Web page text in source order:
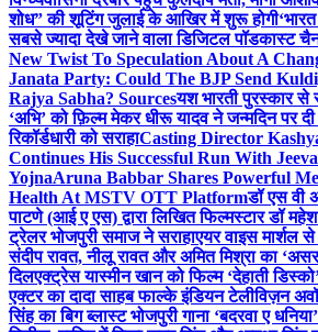
शोध” की शूटिंग जुलाई के आखिर में शुरू होगी
सबसे ज्यादा देखे जाने वाला डिजिटल पॉडकास्ट
New Twist To Speculation About A
Janata Party: Could The BJP Send
Rajya Sabha? Sourcesयश भारती पुरस्कार से
‘अभि’ को फ़िल्म मेकर धीरू यादव ने जन्मदिन पर
रिकॉर्डधारी को सराहाCasting Director
Continues His Successful Run With
YojnaAruna Babbar Shares Powerful
Health At MSTV OTT Platformडॉ एस वी
पाटणे (आई ए एस) द्वारा लिखित फिल्मस्टार डॉ
ट्रेलर भोजपुरी समाज ने सराहाएयर वाइस मार्शल
संदीप रावत, नीलू रावत और अमित मिश्रा का
दिलएक्ट्रेस यास्मीन खान को फिल्म ‘देहाती
एक्टर का दादा साहब फाल्के इंडियन टेलीविज़न
सिंह का बिग ब्लास्ट भोजपुरी गाना ‘बदरवा ए